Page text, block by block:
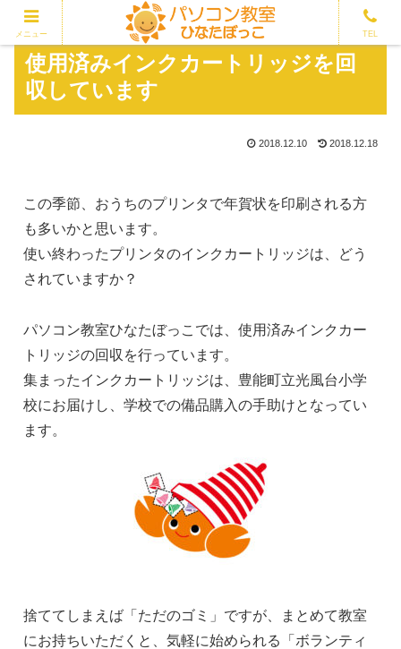
使用済みインクカートリッジを回
収しています
2018.12.10 2018.12.18
この季節、おうちのプリンタで年賀状を印刷される方
も多いかと思います。
使い終わったプリンタのインクカートリッジは、どう
されていますか？
パソコン教室ひなたぼっこでは、使用済みインクカー
トリッジの回収を行っています。
集まったインクカートリッジは、豊能町立光風台小学
校にお届けし、学校での備品購入の手助けとなってい
ます。
捨ててしまえば「ただのゴミ」ですが、まとめて教室
にお持ちいただくと、気軽に始められる「ボランティ
メニュー TEL